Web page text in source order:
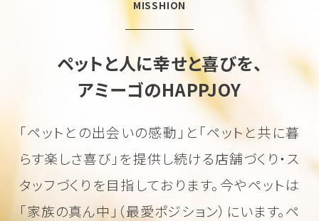
MISSHION
ペットと人に幸せと喜びを、
アミーゴのHAPPJOY
「ペットとの出会いの感動」と「ペットと共に暮
らす楽しさ喜び」を提供し続ける店舗づくり・ス
タッフづくりを目指しております。 今やペットは
「家族の真ん中」（最愛ポジション）にいます。ペ